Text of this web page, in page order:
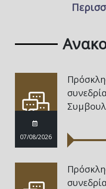
07/08/2026